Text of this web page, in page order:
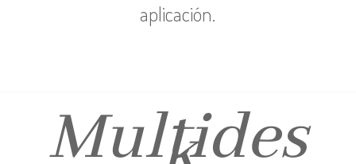
aplicación.
Multides